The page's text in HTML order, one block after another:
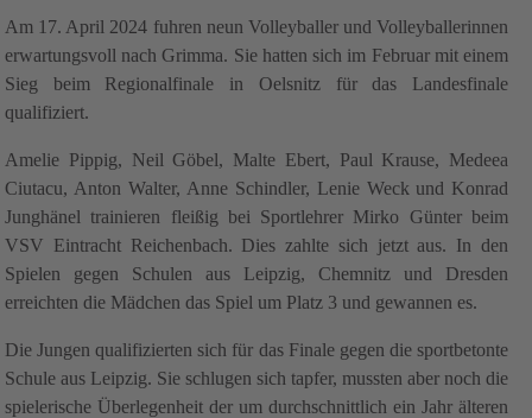
Am 17. April 2024 fuhren neun Volleyballer und Volleyballerinnen
erwartungsvoll nach Grimma. Sie hatten sich im Februar mit einem
Sieg beim Regionalfinale in Oelsnitz für das Landesfinale
qualifiziert.
Amelie Pippig, Neil Göbel, Malte Ebert, Paul Krause, Medeea
Ciutacu, Anton Walter, Anne Schindler, Lenie Weck und Konrad
Junghänel trainieren fleißig bei Sportlehrer Mirko Günter beim
VSV Eintracht Reichenbach. Dies zahlte sich jetzt aus. In den
Spielen gegen Schulen aus Leipzig, Chemnitz und Dresden
erreichten die Mädchen das Spiel um Platz 3 und gewannen es.
Die Jungen qualifizierten sich für das Finale gegen die sportbetonte
Schule aus Leipzig. Sie schlugen sich tapfer, mussten aber noch die
spielerische Überlegenheit der um durchschnittlich ein Jahr älteren